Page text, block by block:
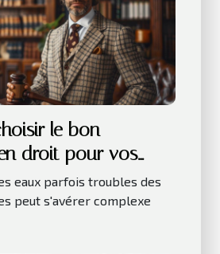
le bon
droit pour vos
eaux parfois troubles des
peut s'avérer complexe